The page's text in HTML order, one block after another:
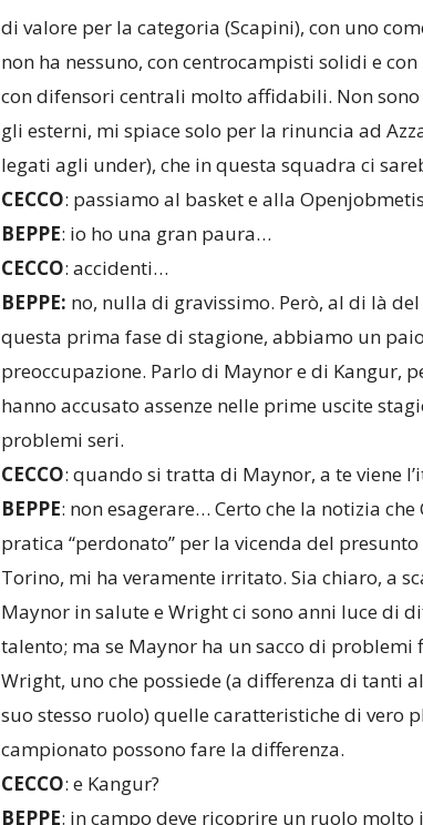
di valore per la categoria (Scapini), con uno
non ha nessuno, con centrocampisti solidi e
con difensori centrali molto affidabili. Non
gli esterni, mi spiace solo per la rinuncia ad
legati agli under), che in questa squadra ci
CECCO: passiamo al basket e alla
BEPPE: io ho una gran paura…
CECCO: accidenti…
BEPPE: no, nulla di gravissimo. Però, al di là
questa prima fase di stagione, abbiamo un
preoccupazione. Parlo di Maynor e di Kangur,
hanno accusato assenze nelle prime uscite
problemi seri.
CECCO: quando si tratta di Maynor, a te viene
BEPPE: non esagerare… Certo che la notizia
pratica “perdonato” per la vicenda del
Torino, mi ha veramente irritato. Sia chiaro, a
Maynor in salute e Wright ci sono anni luce di
talento; ma se Maynor ha un sacco di
Wright, uno che possiede (a differenza di tanti
suo stesso ruolo) quelle caratteristiche di vero
campionato possono fare la differenza.
CECCO: e Kangur?
BEPPE: in campo deve ricoprire un ruolo